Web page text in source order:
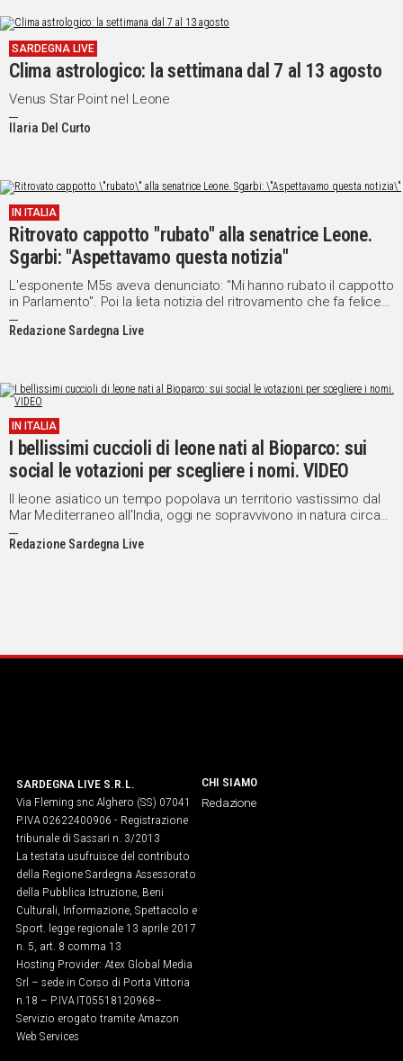
SARDEGNA LIVE
Clima astrologico: la settimana dal 7 al 13 agosto
Venus Star Point nel Leone
Ilaria Del Curto
IN ITALIA
Ritrovato cappotto "rubato" alla senatrice Leone.
Sgarbi: "Aspettavamo questa notizia"
L'esponente M5s aveva denunciato: "Mi hanno rubato il cappotto
in Parlamento". Poi la lieta notizia del ritrovamento che fa felice
Sgarbi: "La scomparsa del cappotto aveva causato sconforto"
Redazione Sardegna Live
IN ITALIA
I bellissimi cuccioli di leone nati al Bioparco: sui
social le votazioni per scegliere i nomi. VIDEO
Il leone asiatico un tempo popolava un territorio vastissimo dal
Mar Mediterraneo all'India, oggi ne sopravvivono in natura circa
500 esemplari
Redazione Sardegna Live
SARDEGNA LIVE S.R.L.
Via Fleming snc Alghero (SS) 07041
P.IVA 02622400906 - Registrazione
tribunale di Sassari n. 3/2013
La testata usufruisce del contributo
della Regione Sardegna Assessorato
della Pubblica Istruzione, Beni
Culturali, Informazione, Spettacolo e
Sport. legge regionale 13 aprile 2017
n. 5, art. 8 comma 13
Hosting Provider: Atex Global Media
Srl – sede in Corso di Porta Vittoria
n.18 – P.IVA IT05518120968​–
Servizio erogato tramite Amazon
Web Services
CHI SIAMO
Redazione